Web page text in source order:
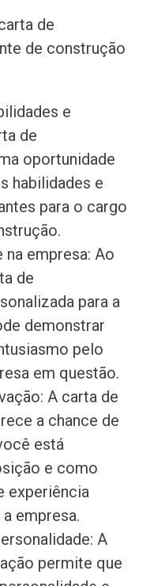
de
de construção
e
de
oportunidade
habilidades e
para o cargo
empresa: Ao
de
para a
demonstrar
pelo
em questão.
A carta de
a chance de
está
e como
experiência
empresa.
A
permite que